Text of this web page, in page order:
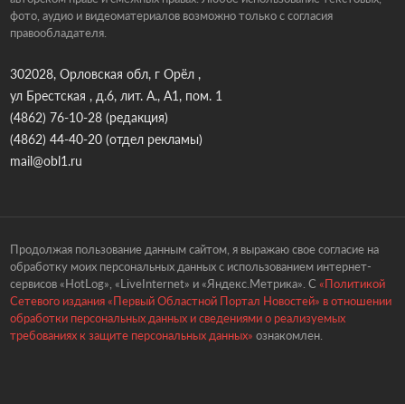
фото, аудио и видеоматериалов возможно только с согласия
правообладателя.
302028, Орловская обл, г Орёл ,
ул Брестская , д.6, лит. А., А1, пом. 1
(4862) 76-10-28(редакция)
(4862) 44-40-20(отдел рекламы)
mail@obl1.ru
Продолжая пользование данным сайтом, я выражаю свое согласие на
обработку моих персональных данных с использованием интернет-
сервисов «HotLog», «LiveInternet» и «Яндекс.Метрика». С «Политикой
Сетевого издания «Первый Областной Портал Новостей» в отношении
обработки персональных данных и сведениями о реализуемых
требованиях к защите персональных данных» ознакомлен.